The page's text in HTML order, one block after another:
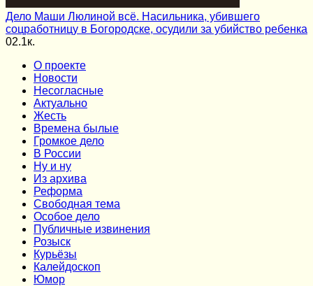
Дело Маши Люлиной всё. Насильника, убившего
соцработницу в Богородске, осудили за убийство ребенка
02.1к.
О проекте
Новости
Несогласные
Актуально
Жесть
Времена былые
Громкое дело
В России
Ну и ну
Из архива
Реформа
Cвободная тема
Особое дело
Публичные извинения
Розыск
Курьёзы
Калейдоскоп
Юмор